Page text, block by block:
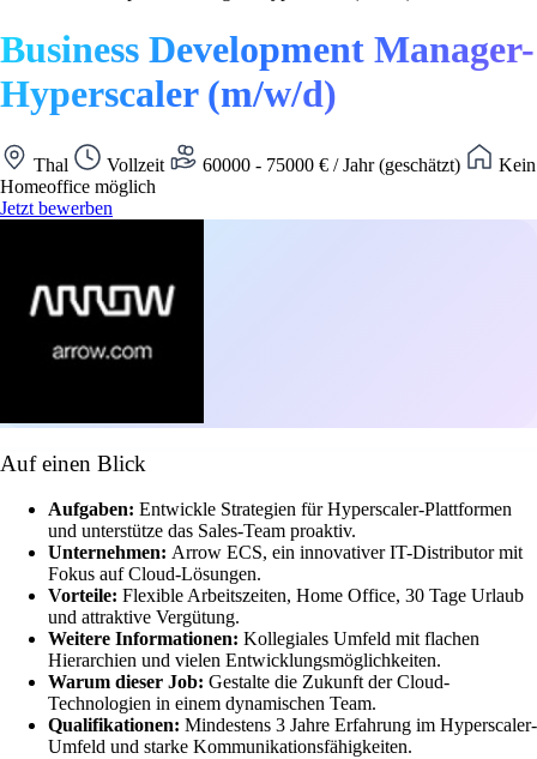
Business Development Manager-
Hyperscaler (m/w/d)
Thal Vollzeit 60000 - 75000 € / Jahr (geschätzt)
Kein
Homeoffice möglich
Jetzt bewerben
Auf einen Blick
Aufgaben: Entwickle Strategien für Hyperscaler-Plattformen
und unterstütze das Sales-Team proaktiv.
Unternehmen: Arrow ECS, ein innovativer IT-Distributor mit
Fokus auf Cloud-Lösungen.
Vorteile: Flexible Arbeitszeiten, Home Office, 30 Tage Urlaub
und attraktive Vergütung.
Weitere Informationen: Kollegiales Umfeld mit flachen
Hierarchien und vielen Entwicklungsmöglichkeiten.
Warum dieser Job: Gestalte die Zukunft der Cloud-
Technologien in einem dynamischen Team.
Qualifikationen: Mindestens 3 Jahre Erfahrung im Hyperscaler-
Umfeld und starke Kommunikationsfähigkeiten.